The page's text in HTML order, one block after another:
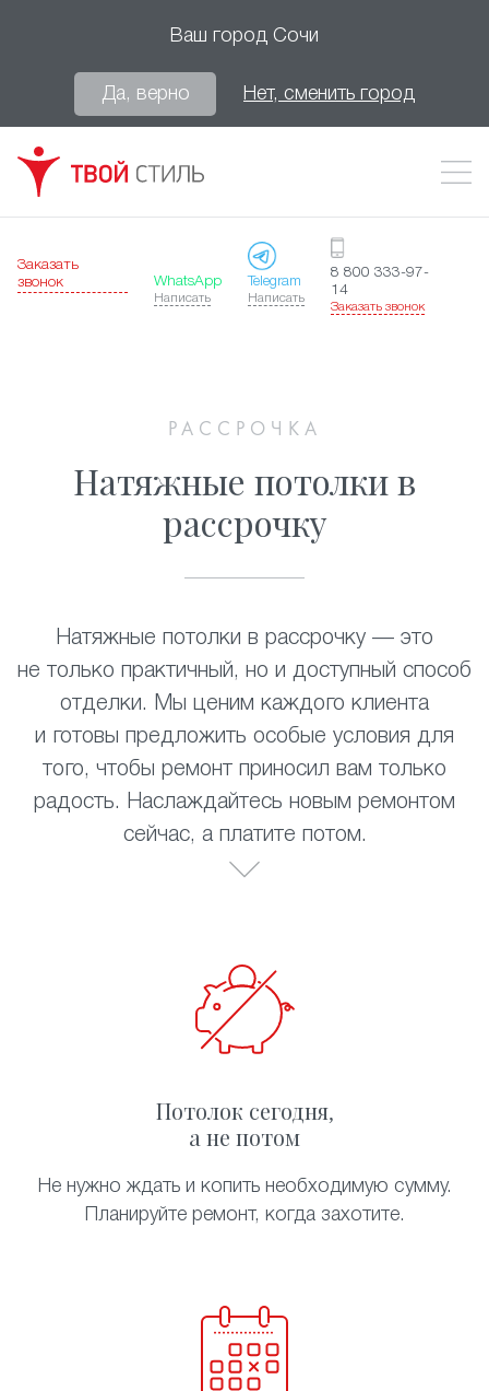
Ваш город Сочи
Да, верно Нет, сменить город
Заказать
звонок
WhatsApp
Написать
Telegram
Написать
8 800 333-97-
14
Заказать звонок
РАССРОЧКА
Натяжные потолки в
рассрочку
Натяжные потолки в рассрочку — это
не только практичный, но и доступный способ
отделки. Мы ценим каждого клиента
и готовы предложить особые условия для
того, чтобы ремонт приносил вам только
радость. Наслаждайтесь новым ремонтом
сейчас, а платите потом.
Потолок сегодня,
а не потом
Не нужно ждать и копить необходимую сумму.
Планируйте ремонт, когда захотите.